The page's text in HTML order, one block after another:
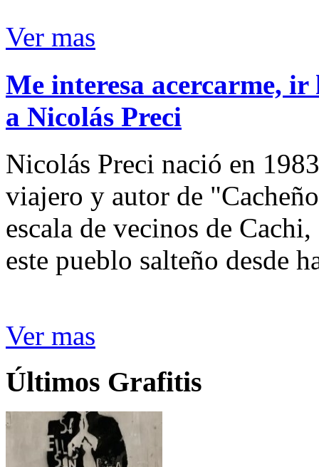
Ver mas
Me interesa acercarme,
a Nicolás Preci
Nicolás Preci nació en
viajero y autor de
escala de vecinos de
este pueblo salteño desde
Ver mas
Últimos Grafitis